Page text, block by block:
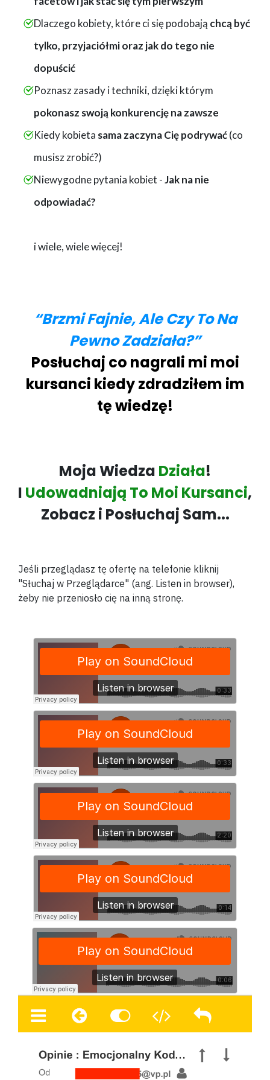
Dlaczego kobiety, które ci się podobają chcą być
tylko, przyjaciółmi oraz jak do tego nie
dopuścić
Poznasz zasady i techniki, dzięki którym
pokonasz swoją konkurencję na zawsze
Kiedy kobieta sama zaczyna Cię podrywać(co
musisz zrobić?)
Niewygodne pytania kobiet -Jak na nie
odpowiadać?
i wiele, wiele więcej!
“Brzmi Fajnie, Ale Czy To Na
Pewno Zadziała?”
Posłuchaj co nagrali mi moi
kursanci kiedy zdradziłem im
tę wiedzę!
Moja Wiedza Działa!
I Udowadniają To Moi Kursanci,
Zobacz i Posłuchaj Sam...
Jeśli przeglądasz tę ofertę na telefonie kliknij
"Słuchaj w Przeglądarce" (ang. Listen in browser),
żeby nie przeniosło cię na inną stronę.